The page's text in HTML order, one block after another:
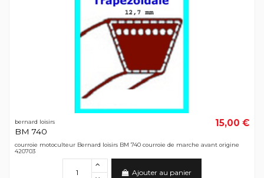
bernard loisirs
BM 740
15,00 €
courroie motoculteur Bernard loisirs BM 740 courroie de marche avant origine
420703
Ajouter au panier